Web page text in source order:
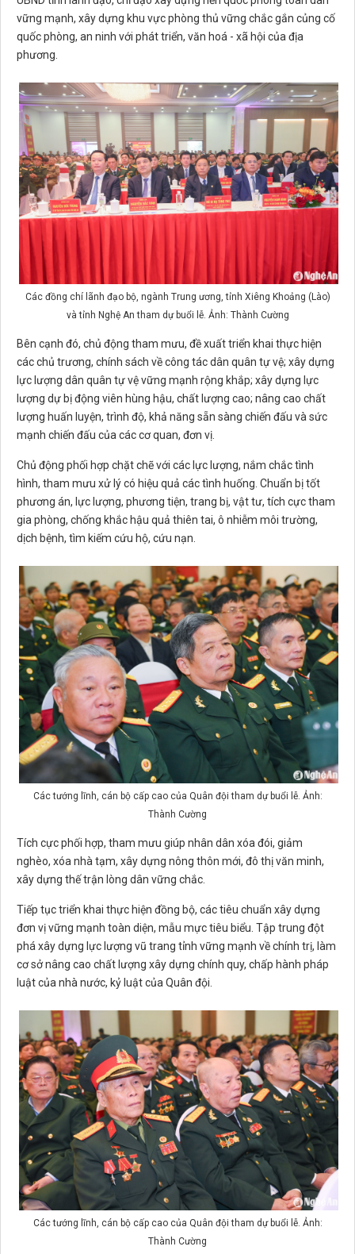
vững mạnh, xây dựng khu vực phòng thủ vững chắc gắn củng cố
quốc phòng, an ninh với phát triển, văn hoá - xã hội của địa
phương.
Các đồng chí lãnh đạo bộ, ngành Trung ương, tỉnh Xiêng Khoảng (Lào)
và tỉnh Nghệ An tham dự buổi lễ. Ảnh: Thành Cường
Bên cạnh đó, chủ động tham mưu, đề xuất triển khai thực hiện
các chủ trương, chính sách về công tác dân quân tự vệ; xây dựng
lực lượng dân quân tự vệ vững mạnh rộng khắp; xây dựng lực
lượng dự bị động viên hùng hậu, chất lượng cao; nâng cao chất
lượng huấn luyện, trình độ, khả năng sẵn sàng chiến đấu và sức
mạnh chiến đấu của các cơ quan, đơn vị.
Chủ động phối hợp chặt chẽ với các lực lượng, nắm chắc tình
hình, tham mưu xử lý có hiệu quả các tình huống. Chuẩn bị tốt
phương án, lực lượng, phương tiện, trang bị, vật tư, tích cực tham
gia phòng, chống khắc hậu quả thiên tai, ô nhiễm môi trường,
dịch bệnh, tìm kiếm cứu hộ, cứu nạn.
Các tướng lĩnh, cán bộ cấp cao của Quân đội tham dự buổi lễ. Ảnh:
Thành Cường
Tích cực phối hợp, tham mưu giúp nhân dân xóa đói, giảm
nghèo, xóa nhà tạm, xây dựng nông thôn mới, đô thị văn minh,
xây dựng thế trận lòng dân vững chắc.
Tiếp tục triển khai thực hiện đồng bộ, các tiêu chuẩn xây dựng
đơn vị vững mạnh toàn diện, mẫu mực tiêu biểu. Tập trung đột
phá xây dựng lực lượng vũ trang tỉnh vững mạnh về chính trị, làm
cơ sở nâng cao chất lượng xây dựng chính quy, chấp hành pháp
luật của nhà nước, kỷ luật của Quân đội.
Các tướng lĩnh, cán bộ cấp cao của Quân đội tham dự buổi lễ. Ảnh:
Thành Cường